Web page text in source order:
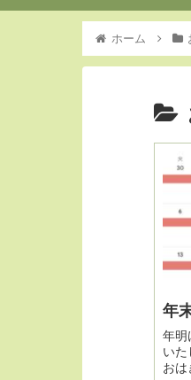
ホーム
年
年明
いた
おは